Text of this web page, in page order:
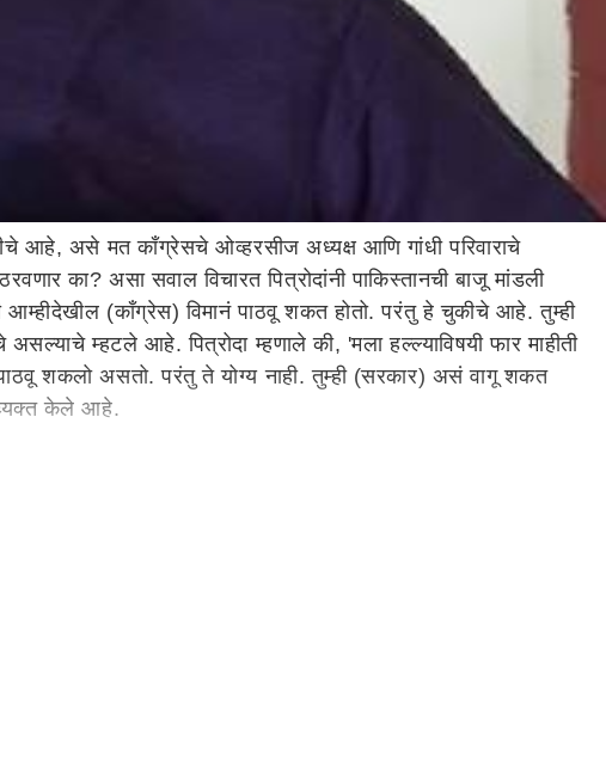
आहे, असे मत काँग्रेसचे ओव्हरसीज अध्यक्ष आणि गांधी परिवाराचे
का? असा सवाल विचारत पित्रोदांनी पाकिस्तानची बाजू मांडली
आम्हीदेखील (काँग्रेस) विमानं पाठवू शकत होतो. परंतु हे चुकीचे आहे. तुम्ही
म्हटले आहे. पित्रोदा म्हणाले की, 'मला हल्ल्याविषयी फार माहीती
शकलो असतो. परंतु ते योग्य नाही. तुम्ही (सरकार) असं वागू शकत
व्यक्त केले आहे.